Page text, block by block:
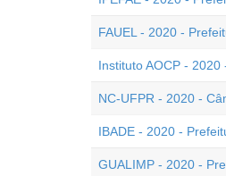
FAUEL - 2020 -
Instituto AOCP -
NC-UFPR - 2020 -
IBADE - 2020 -
GUALIMP - 2020 -